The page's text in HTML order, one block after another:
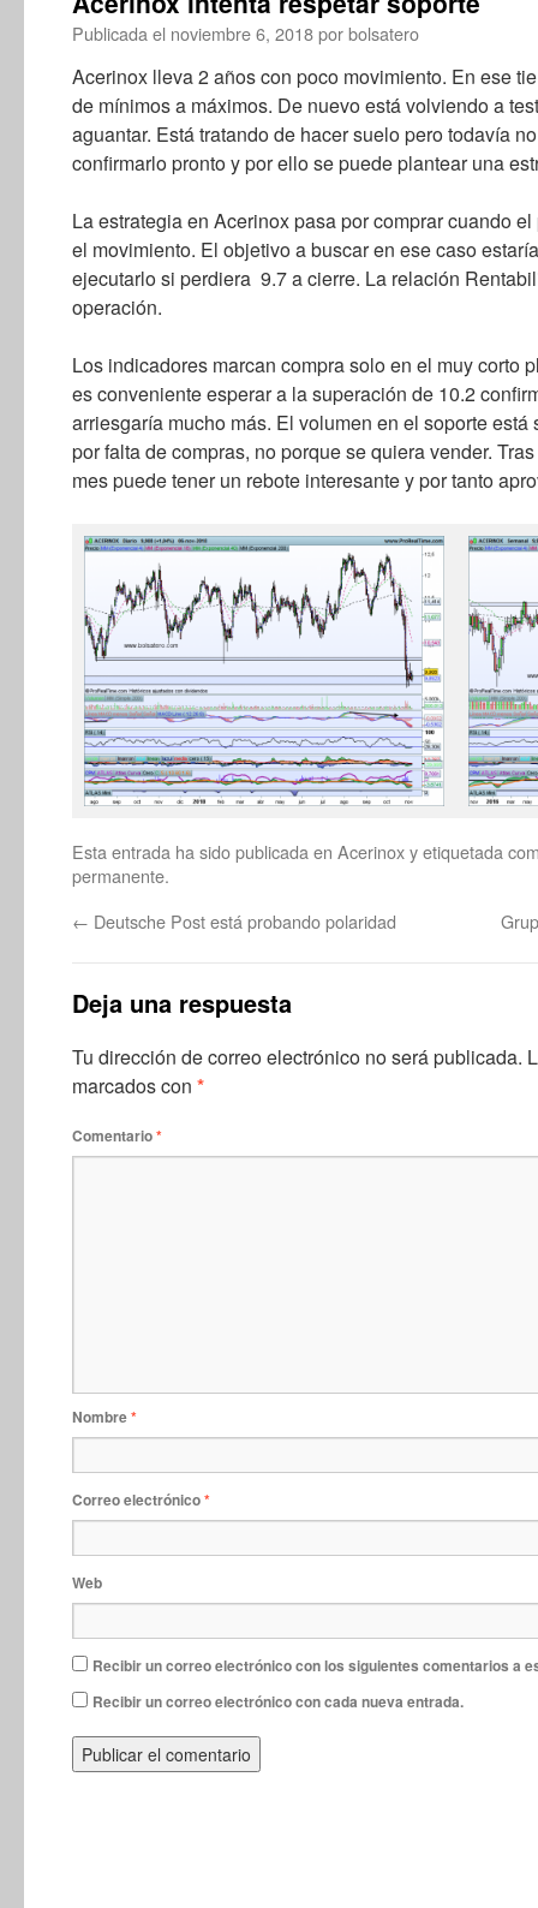
Publicada el noviembre 6, 2018porbolsatero
Acerinox lleva 2 años con poco movimiento. En ese
de mínimos a máximos. De nuevo está volviendo a
aguantar. Está tratando de hacer suelo pero todavía
confirmarlo pronto y por ello se puede plantear una
La estrategia en Acerinox pasa por comprar cuando
el movimiento. El objetivo a buscar en ese caso
ejecutarlo si perdiera 9.7 a cierre. La relación
operación.
Los indicadores marcan compra solo en el muy corto
es conveniente esperar a la superación de 10.2
arriesgaría mucho más. El volumen en el soporte
por falta de compras, no porque se quiera vender.
mes puede tener un rebote interesante y por tanto
Esta entrada ha sido publicada en Acerinoxy etiquetada
permanente.
← Deutsche Post está probando polaridad
Deja una respuesta
Tu dirección de correo electrónico no será publicada.
marcados con *
Comentario*
Nombre*
Correo electrónico*
Web
Recibir un correo electrónico con los siguientes comentarios a
Recibir un correo electrónico con cada nueva entrada.